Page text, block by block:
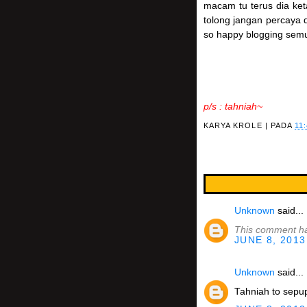
macam tu terus dia
tolong jangan percaya
so happy blogging
p/s : tahniah~
KARYA KROLE | PADA
Unknown said...
This comment
JUNE 8, 2013
Unknown said...
Tahniah to